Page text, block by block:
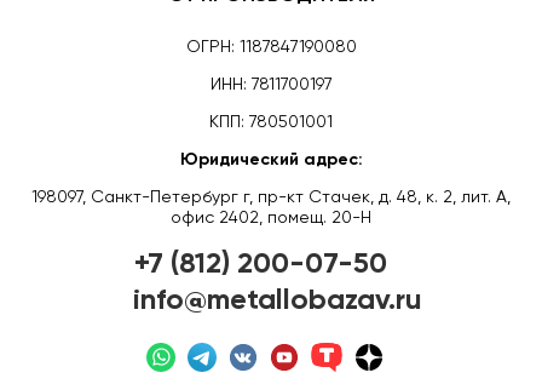
ОГРН: 1187847190080
ИНН: 7811700197
КПП: 780501001
Юридический адрес:
198097, Санкт-Петербург г, пр-кт Стачек, д. 48, к. 2, лит. А,
офис 2402, помещ. 20-Н
+7 (812) 200-07-50
info@metallobazav.ru